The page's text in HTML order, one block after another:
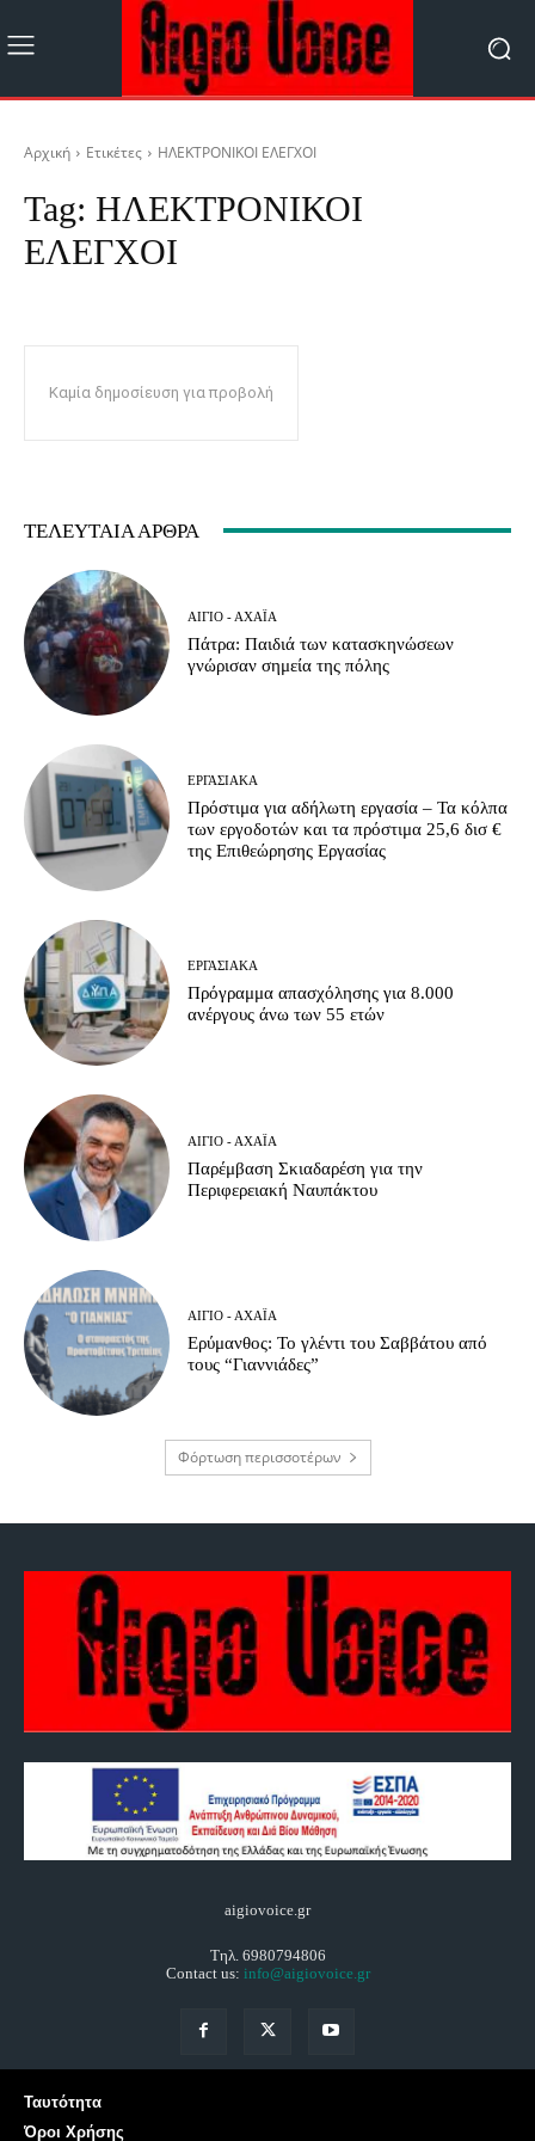
Αρχική Ετικέτες ΗΛΕΚΤΡΟΝΙΚΟΙ ΕΛΕΓΧΟΙ
Tag: ΗΛΕΚΤΡΟΝΙΚΟΙ
ΕΛΕΓΧΟΙ
Καμία δημοσίευση για προβολή
ΤΕΛΕΥΤΑΊΑ ΆΡΘΡΑ
ΑΊΓΙΟ - ΑΧΑΪ́Α
Πάτρα: Παιδιά των κατασκηνώσεων
γνώρισαν σημεία της πόλης
ΕΡΓΑΣΙΑΚΆ
Πρόστιμα για αδήλωτη εργασία – Τα κόλπα
των εργοδοτών και τα πρόστιμα 25,6 δισ €
της Επιθεώρησης Εργασίας
ΕΡΓΑΣΙΑΚΆ
Πρόγραμμα απασχόλησης για 8.000
ανέργους άνω των 55 ετών
ΑΊΓΙΟ - ΑΧΑΪ́Α
Παρέμβαση Σκιαδαρέση για την
Περιφερειακή Ναυπάκτου
ΑΊΓΙΟ - ΑΧΑΪ́Α
Ερύμανθος: Το γλέντι του Σαββάτου από
τους “Γιαννιάδες”
Φόρτωση περισσοτέρων
aigiovoice.gr
Τηλ. 6980794806
Contact us: info@aigiovoice.gr
Ταυτότητα
Όροι Χρήσης